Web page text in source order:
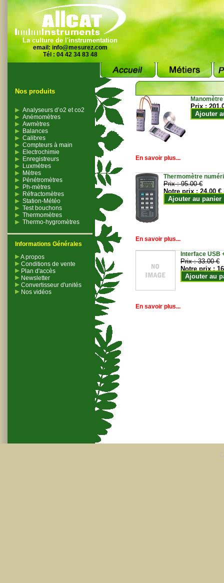
La culture de l'instrumentation
email: info@mesurez.com
Tél : 04 42 34 83 48
Nos produits
Analyseurs d’o2 et co2
Anémomètres
Awmètres
Balances
Calibres
Compteurs à main
Electrochimie
Enregistreurs
Luxmètres
Mètres
Pénétromètres
Ph-mètres
Réfractomètres
Station-Météo
Test bouchons
Thermomètres
Thermo-hygromètres
Informations Générales
A propos
Conditions de vente
Plan d'accès
Newsletter
Convertisseur d'unités
Nos vidéos
Prix :
Ajouter
En savoir plus...
Thermomètre
Prix :95.00 €
Notre prix :24.00 €
Ajouter au panier
En savoir plus...
Interface USB
Prix :33.00 €
Notre prix :
Ajouter au
En savoir plus...